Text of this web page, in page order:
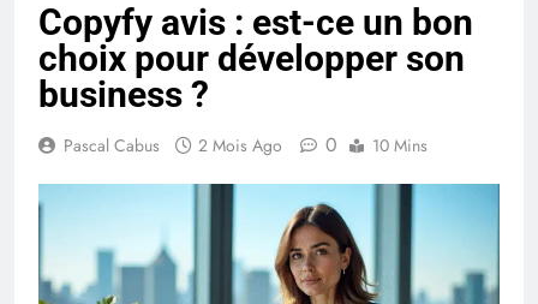
Copyfy avis : est-ce un bon
choix pour développer son
business ?
Pascal Cabus 2 Mois Ago 0 10 Mins